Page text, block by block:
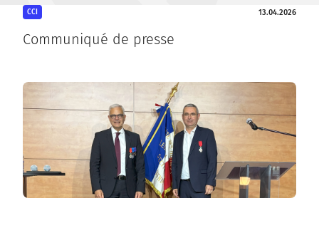
CCI 13.04.2026
Communiqué de presse